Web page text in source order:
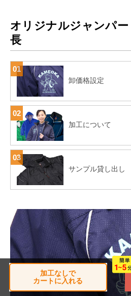
オリジナルジャンパ
長
01
卸価格設定
02
加工について
03
サンプル貸し出し
加工なしで
カートに入れる